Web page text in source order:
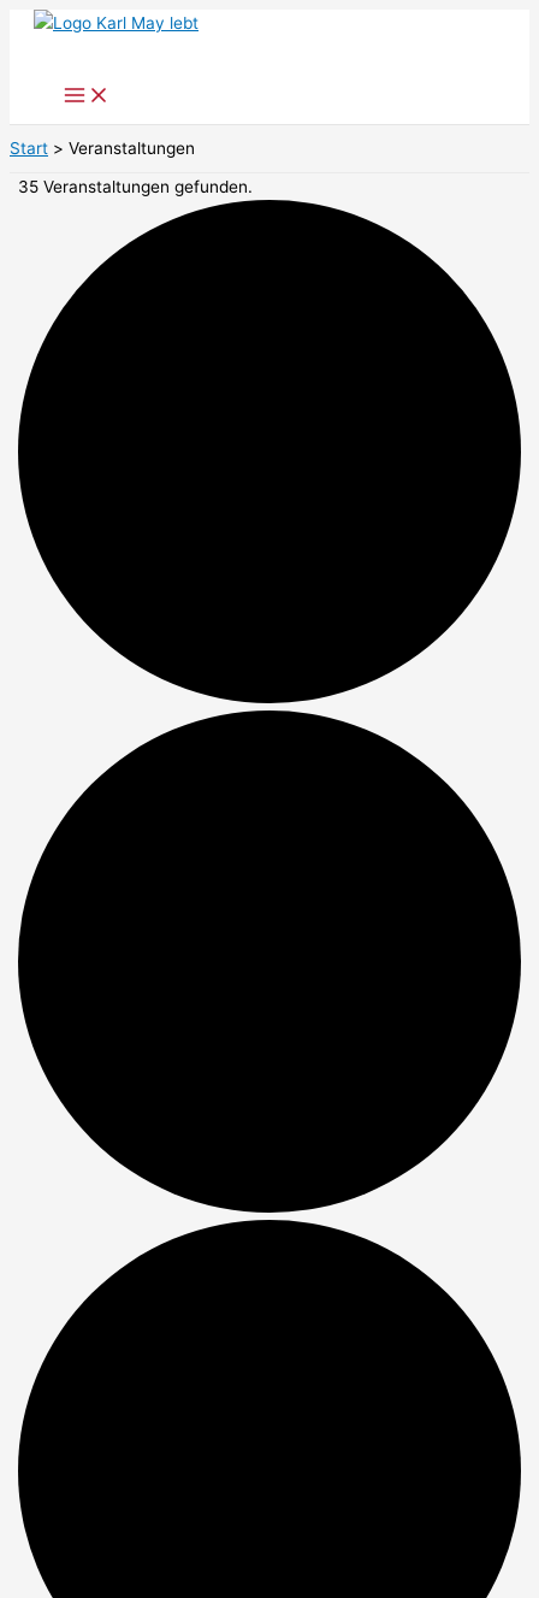
Zum
Start
Veranstaltungen
35 Veranstaltungen gefunden.